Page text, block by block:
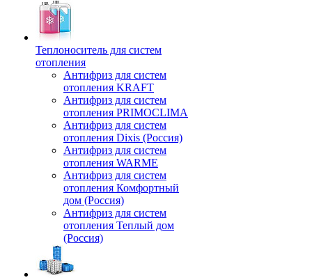
Теплоноситель для систем
отопления
Антифриз для систем
отопления KRAFT
Антифриз для систем
отопления PRIMOCLIMA
Антифриз для систем
отопления Dixis (Россия)
Антифриз для систем
отопления WARME
Антифриз для систем
отопления Комфортный
дом (Россия)
Антифриз для систем
отопления Теплый дом
(Россия)